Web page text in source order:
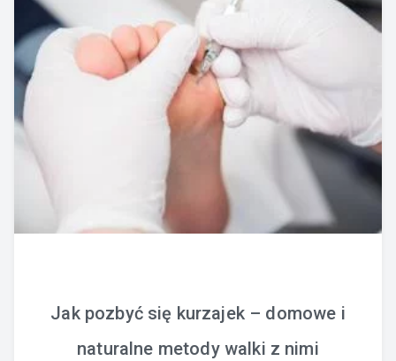
Jak pozbyć się kurzajek – domowe i
naturalne metody walki z nimi